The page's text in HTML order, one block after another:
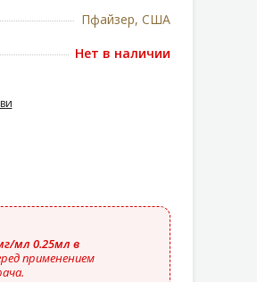
Пфайзер, США
Нет в наличии
мл 0.25мл в
применением